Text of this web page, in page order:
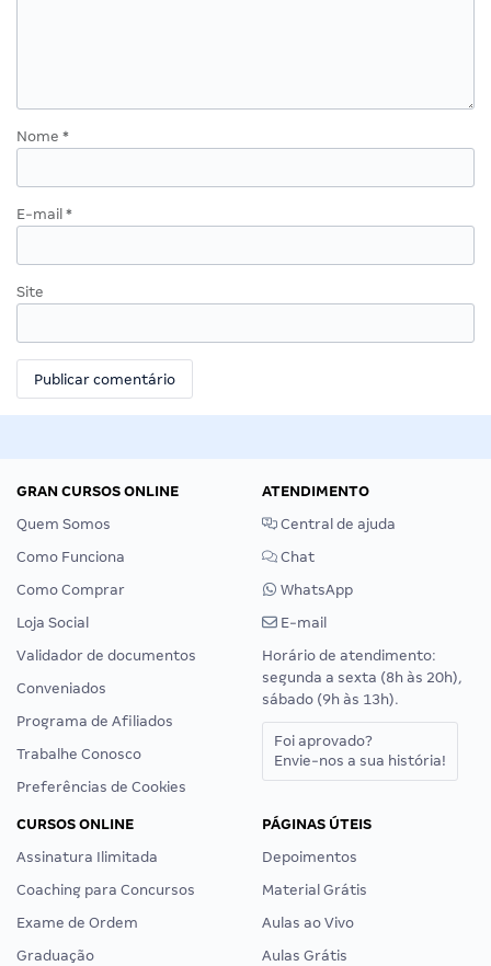
Nome *
E-mail *
Site
GRAN CURSOS ONLINE
Quem Somos
Como Funciona
Como Comprar
Loja Social
Validador de documentos
Conveniados
Programa de Afiliados
Trabalhe Conosco
Preferências de Cookies
ATENDIMENTO
Central de ajuda
Chat
WhatsApp
E-mail
Horário de atendimento:
segunda a sexta (8h às 20h),
sábado (9h às 13h).
Foi aprovado?
Envie-nos a sua história!
CURSOS ONLINE
Assinatura Ilimitada
Coaching para Concursos
Exame de Ordem
Graduação
PÁGINAS ÚTEIS
Depoimentos
Material Grátis
Aulas ao Vivo
Aulas Grátis